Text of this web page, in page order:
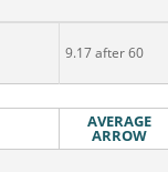
9.17 after 60
AVERAGE
ARROW